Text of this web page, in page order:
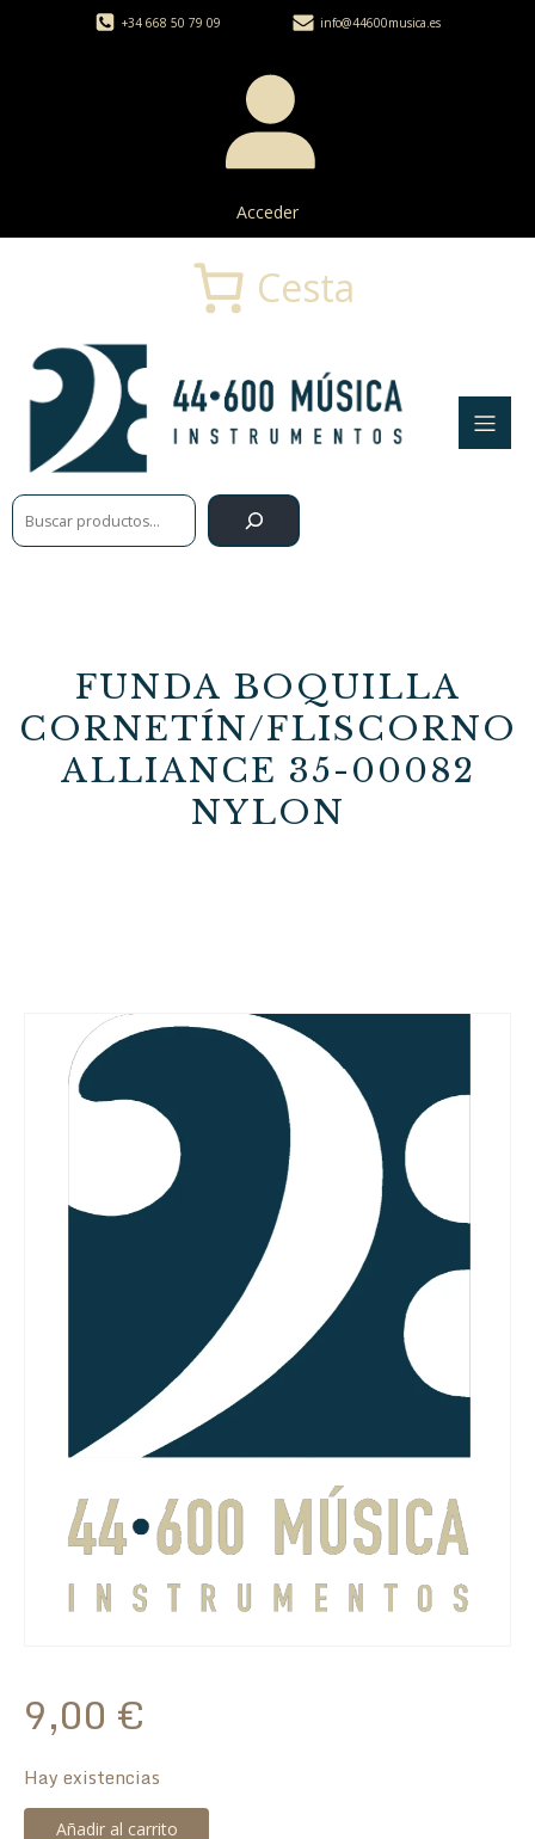
+34 668 50 79 09 info@44600musica.es
Acceder
Buscar
Cesta
FUNDA BOQUILLA
CORNETÍN/FLISCORNO
ALLIANCE 35-00082
NYLON
9,00 €
Hay existencias
FundaAñadir al carrito